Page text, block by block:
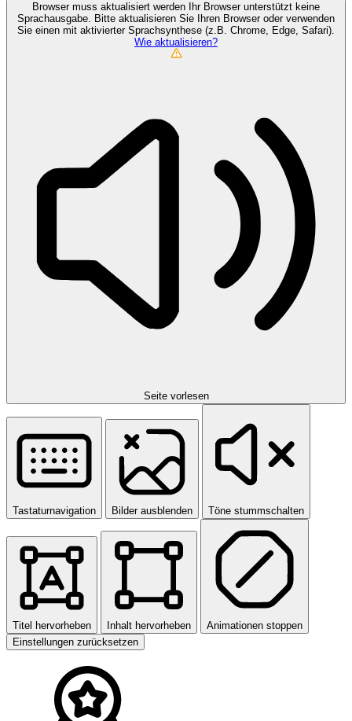
Browser muss aktualisiert werden
Ihr Browser unterstützt keine
Sprachausgabe. Bitte aktualisieren Sie Ihren Browser oder verwenden
Sie einen mit aktivierter Sprachsynthese (z.B. Chrome, Edge, Safari).
Wie aktualisieren?
Seite vorlesen
Tastaturnavigation Bilder ausblenden Töne stummschalten
Titel hervorheben Inhalt hervorheben
Animationen stoppen
Einstellungen zurücksetzen